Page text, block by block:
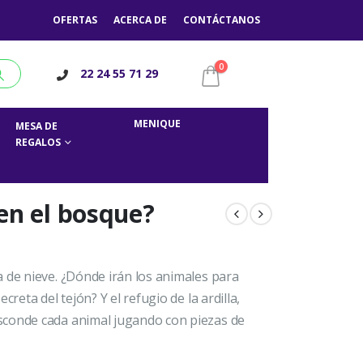
OFERTAS ACERCA DE CONTÁCTANOS
22 24 55 71 29 0
MESA DE
REGALOS
MENIQUE
el bosque?
nieve. ¿Dónde irán los animales para
del tejón? Y el refugio de la ardilla,
cada animal jugando con piezas de